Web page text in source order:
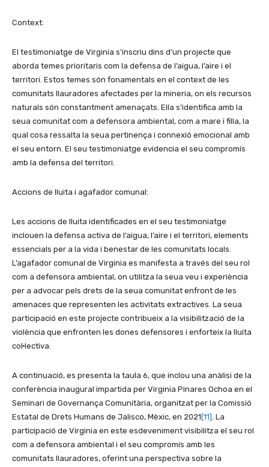
Context:
El testimoniatge de Virginia s’inscriu dins d’un projecte que
aborda temes prioritaris com la defensa de l’aigua, l’aire i el
territori. Estos temes són fonamentals en el context de les
comunitats llauradores afectades per la mineria, on els recursos
naturals són constantment amenaçats. Ella s’identifica amb la
seua comunitat com a defensora ambiental, com a mare i filla, la
qual cosa ressalta la seua pertinença i connexió emocional amb
el seu entorn. El seu testimoniatge evidencia el seu compromís
amb la defensa del territori.
Accions de lluita i agafador comunal:
Les accions de lluita identificades en el seu testimoniatge
inclouen la defensa activa de l’aigua, l’aire i el territori, elements
essencials per a la vida i benestar de les comunitats locals.
L’agafador comunal de Virginia es manifesta a través del seu rol
com a defensora ambiental, on utilitza la seua veu i experiència
per a advocar pels drets de la seua comunitat enfront de les
amenaces que representen les activitats extractives. La seua
participació en este projecte contribueix a la visibilització de la
violència que enfronten les dones defensores i enforteix la lluita
col·lectiva.
A continuació, es presenta la taula 6, que inclou una anàlisi de la
conferència inaugural impartida per Virginia Pinares Ochoa en el
Seminari de Governança Comunitària, organitzat per la Comissió
Estatal de Drets Humans de Jalisco, Mèxic, en 2021 [11]. La
participació de Virginia en este esdeveniment visibilitza el seu rol
com a defensora ambiental i el seu compromís amb les
comunitats llauradores, oferint una perspectiva sobre la